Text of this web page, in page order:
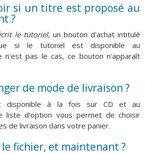
si un titre est proposé au
?
le tutoriel, un bouton d'achat intitulé
si le tutoriel est disponible au
n'est pas le cas, ce bouton n'apparaît
de mode de livraison ?
disponible à la fois sur CD et au
liste d'option vous permet de choisir
de livraison dans votre panier.
le fichier, et maintenant ?